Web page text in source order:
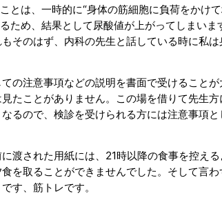
とは、一時的に“身体の筋細胞に負荷をかけ
ため、結果として尿酸値が上がってしまいま
そのはず、内科の先生と話している時に私は
の注意事項などの説明を書面で受けることが
たことがありません。この場を借りて先生方
るので、検診を受けられる方には注意事項と
渡された用紙には、21時以降の食事を控え
を取ることができませんでした。そして言わ
す、筋トレです。